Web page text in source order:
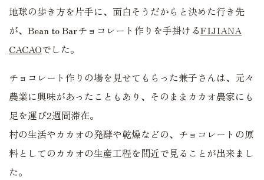
地球の歩き方を片手に、面白そうだからと決めた行き先
が、Bean to Barチョコレート作りを手掛けるFIJIANA
CACAOでした。
チョコレート作りの場を見せてもらった兼子さんは、元々
農業に興味があったこともあり、そのままカカオ農家にも
足を運び2週間滞在。
村の生活やカカオの発酵や乾燥などの、チョコレートの原
料としてのカカオの生産工程を間近で見ることが出来まし
た。